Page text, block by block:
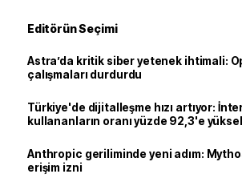
Editörün Seçimi
Astra’da kritik siber yetenek ihtimali:
çalışmaları durdurdu
Türkiye'de dijitalleşme hızı artıyor:
kullananların oranı yüzde 92,3'e
Anthropic geriliminde yeni adım:
erişim izni